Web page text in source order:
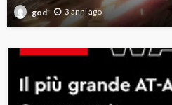
god 3 anni ago